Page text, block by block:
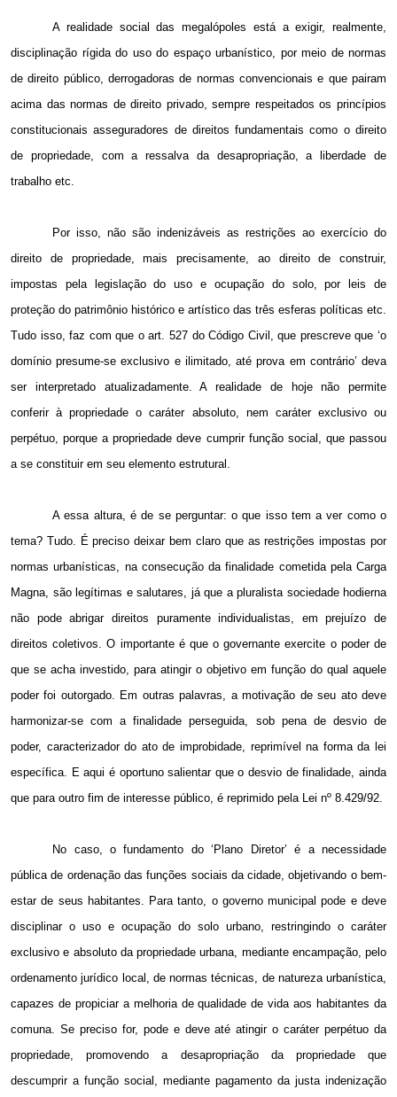
A realidade social das megalópoles está a exigir, realmente,
disciplinação rígida do uso do espaço urbanístico, por meio de normas
de direito público, derrogadoras de normas convencionais e que pairam
acima das normas de direito privado, sempre respeitados os princípios
constitucionais asseguradores de direitos fundamentais como o direito
de propriedade, com a ressalva da desapropriação, a liberdade de
trabalho etc.
Por isso, não são indenizáveis as restrições ao exercício do
direito de propriedade, mais precisamente, ao direito de construir,
impostas pela legislação do uso e ocupação do solo, por leis de
proteção do patrimônio histórico e artístico das três esferas políticas etc.
Tudo isso, faz com que o art. 527 do Código Civil, que prescreve que ‘o
domínio presume-se exclusivo e ilimitado, até prova em contrário’ deva
ser interpretado atualizadamente. A realidade de hoje não permite
conferir à propriedade o caráter absoluto, nem caráter exclusivo ou
perpétuo, porque a propriedade deve cumprir função social, que passou
a se constituir em seu elemento estrutural.
A essa altura, é de se perguntar: o que isso tem a ver como o
tema? Tudo. É preciso deixar bem claro que as restrições impostas por
normas urbanísticas, na consecução da finalidade cometida pela Carga
Magna, são legítimas e salutares, já que a pluralista sociedade hodierna
não pode abrigar direitos puramente individualistas, em prejuízo de
direitos coletivos. O importante é que o governante exercite o poder de
que se acha investido, para atingir o objetivo em função do qual aquele
poder foi outorgado. Em outras palavras, a motivação de seu ato deve
harmonizar-se com a finalidade perseguida, sob pena de desvio de
poder, caracterizador do ato de improbidade, reprimível na forma da lei
específica. E aqui é oportuno salientar que o desvio de finalidade, ainda
que para outro fim de interesse público, é reprimido pela Lei nº 8.429/92.
No caso, o fundamento do ‘Plano Diretor’ é a necessidade
pública de ordenação das funções sociais da cidade, objetivando o bem-
estar de seus habitantes. Para tanto, o governo municipal pode e deve
disciplinar o uso e ocupação do solo urbano, restringindo o caráter
exclusivo e absoluto da propriedade urbana, mediante encampação, pelo
ordenamento jurídico local, de normas técnicas, de natureza urbanística,
capazes de propiciar a melhoria de qualidade de vida aos habitantes da
comuna. Se preciso for, pode e deve até atingir o caráter perpétuo da
propriedade, promovendo a desapropriação da propriedade que
descumprir a função social, mediante pagamento da justa indenização